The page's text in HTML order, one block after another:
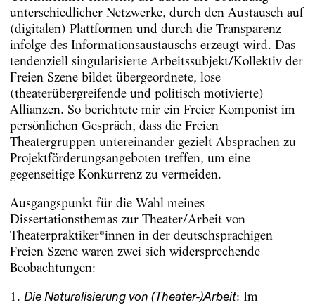
unterschiedlicher Netzwerke, durch den Austausch auf
(digitalen) Plattformen und durch die Transparenz
infolge des Informationsaustauschs erzeugt wird. Das
tendenziell singularisierte Arbeitssubjekt/Kollektiv der
Freien Szene bildet übergeordnete, lose
(theaterübergreifende und politisch motivierte)
Allianzen. So berichtete mir ein Freier Komponist im
persönlichen Gespräch, dass die Freien
Theatergruppen untereinander gezielt Absprachen zu
Projektförderungsangeboten treffen, um eine
gegenseitige Konkurrenz zu vermeiden.
Ausgangspunkt für die Wahl meines
Dissertationsthemas zur Theater/Arbeit von
Theaterpraktiker*innen in der deutschsprachigen
Freien Szene waren zwei sich widersprechende
Beobachtungen:
1. Die Naturalisierung von (Theater-)Arbeit: Im